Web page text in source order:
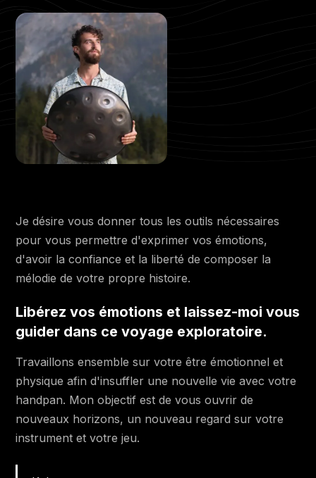
Practice#12 - Split finger
Practice#13 - Split finger Doubles
Practice#14 - Split finger Paradiddle
Practice#15 - Exploring 6 strokes roll on
the instrument
Practice#16 - Slide wreist technic
Section 4 : Songs grooves & variations
Groove#1 - Land of Cole 3:45
Groove#1 - Land of Cole var°1
Groove#1 - Land of Cole Melody A 4:41
Advanced material
2:23
Groove#2 - Opostos main beat &
5:22
Je désire vous donner tous les outils nécessaires
pour vous permettre d'exprimer vos émotions,
d'avoir la confiance et la liberté de composer la
mélodie de votre propre histoire.
Libérez vos émotions et laissez-moi vous
guider dans ce voyage exploratoire.
Travaillons ensemble sur votre être émotionnel et
physique afin d'insuffler une nouvelle vie avec votre
handpan. Mon objectif est de vous ouvrir de
nouveaux horizons, un nouveau regard sur votre
instrument et votre jeu.